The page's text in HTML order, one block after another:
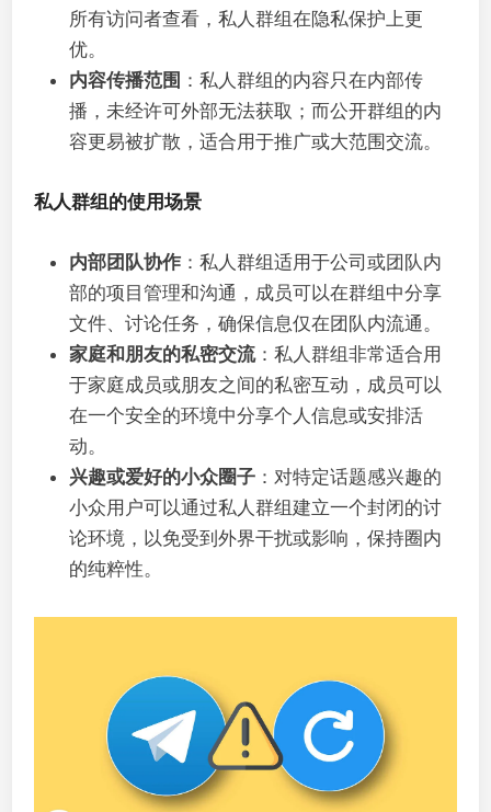
所有访问者查看，私人群组在隐私保护上更
优。
内容传播范围 ：私人群组的内容只在内部传
播，未经许可外部无法获取；而公开群组的内
容更易被扩散，适合用于推广或大范围交流。
私人群组的使用场景
内部团队协作 ：私人群组适用于公司或团队内
部的项目管理和沟通，成员可以在群组中分享
文件、讨论任务，确保信息仅在团队内流通。
家庭和朋友的私密交流：私人群组非常适合用
于家庭成员或朋友之间的私密互动，成员可以
在一个安全的环境中分享个人信息或安排活
动。
兴趣或爱好的小众圈子 ：对特定话题感兴趣的
小众用户可以通过私人群组建立一个封闭的讨
论环境，以免受到外界干扰或影响，保持圈内
的纯粹性。